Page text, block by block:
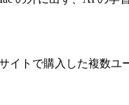
イトで購入した複数